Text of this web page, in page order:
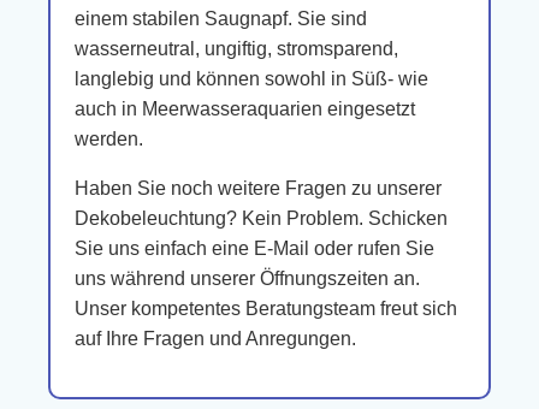
einem stabilen Saugnapf. Sie sind
wasserneutral, ungiftig, stromsparend,
langlebig und können sowohl in Süß- wie
auch in Meerwasseraquarien eingesetzt
werden.
Haben Sie noch weitere Fragen zu unserer
Dekobeleuchtung? Kein Problem. Schicken
Sie uns einfach eine E-Mail oder rufen Sie
uns während unserer Öffnungszeiten an.
Unser kompetentes Beratungsteam freut sich
auf Ihre Fragen und Anregungen.